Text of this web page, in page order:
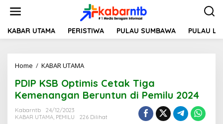
t
KABAR UTAMA PERISTIWA PULAU SUMBAWA PULAU
Home / KABAR UTAMA
I
P
K
B
PDIP KSB Optimis Cetak Tiga
Kemenangan Beruntun di Pemilu 2024
Kabarntb
24/12/2023
KABAR UTAMA, PEMILU 226 Dilihat